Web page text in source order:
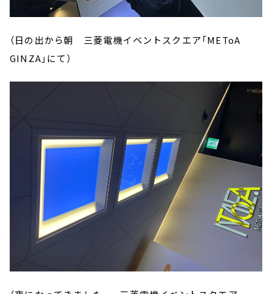
（日の出から朝 三菱電機イベントスクエア「METoA
GINZA」にて）